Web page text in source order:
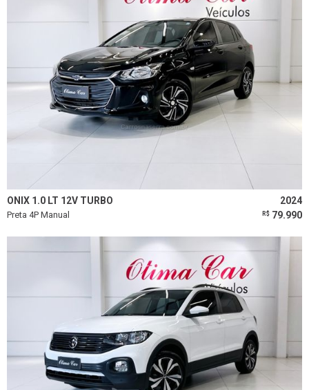
ONIX 1.0 LT 12V TURBO 2024
Preta 4P Manual R$ 79.990